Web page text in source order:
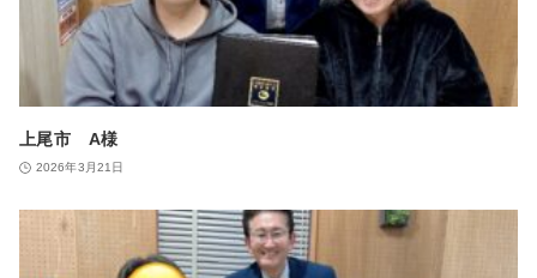
上尾市 A様
2026年3月21日